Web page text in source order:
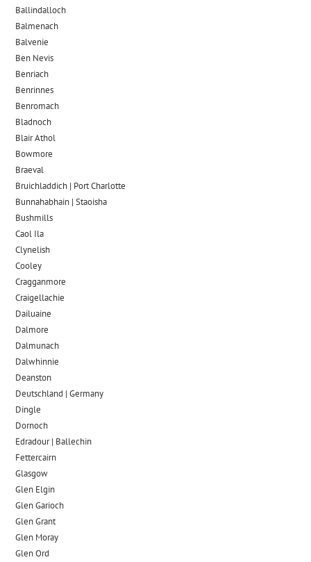
Ballindalloch
Balmenach
Balvenie
Ben Nevis
Benriach
Benrinnes
Benromach
Bladnoch
Blair Athol
Bowmore
Braeval
Bruichladdich | Port Charlotte
Bunnahabhain | Staoisha
Bushmills
Caol Ila
Clynelish
Cooley
Cragganmore
Craigellachie
Dailuaine
Dalmore​
Dalmunach
Dalwhinnie
Deanston
Deutschland | Germany
Dingle
Dornoch
Edradour | Ballechin
Fettercairn
Glasgow
Glen Elgin
Glen Garioch
Glen Grant
Glen Moray
Glen Ord